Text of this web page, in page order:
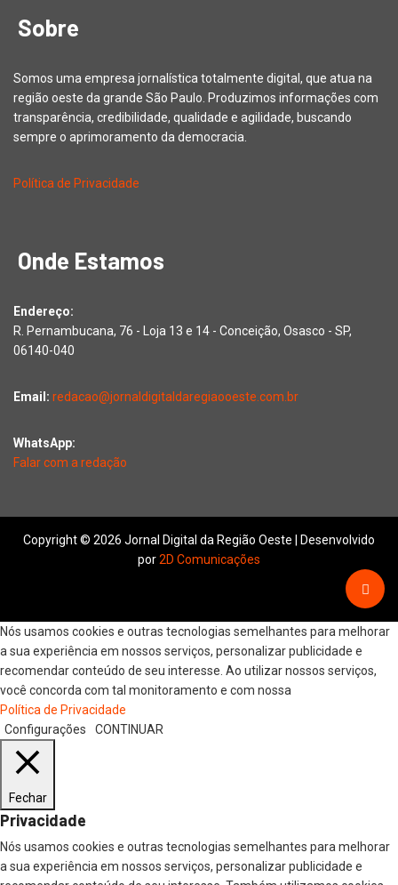
Sobre
Somos uma empresa jornalística totalmente digital, que atua na
região oeste da grande São Paulo. Produzimos informações com
transparência, credibilidade, qualidade e agilidade, buscando
sempre o aprimoramento da democracia.
Política de Privacidade
Onde Estamos
Endereço:
R. Pernambucana, 76 - Loja 13 e 14 - Conceição, Osasco - SP,
06140-040
Email: redacao@jornaldigitaldaregiaooeste.com.br
WhatsApp:
Falar com a redação
Copyright © 2026 Jornal Digital da Região Oeste | Desenvolvido
por2D Comunicações
Nós usamos cookies e outras tecnologias semelhantes para melhorar
a sua experiência em nossos serviços, personalizar publicidade e
recomendar conteúdo de seu interesse. Ao utilizar nossos serviços,
você concorda com tal monitoramento e com nossa
Política de Privacidade
Configurações
CONTINUAR
Fechar
Privacidade
Nós usamos cookies e outras tecnologias semelhantes para melhorar
a sua experiência em nossos serviços, personalizar publicidade e